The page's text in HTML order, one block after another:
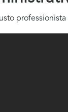
professionista